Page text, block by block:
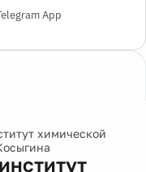
App
химической